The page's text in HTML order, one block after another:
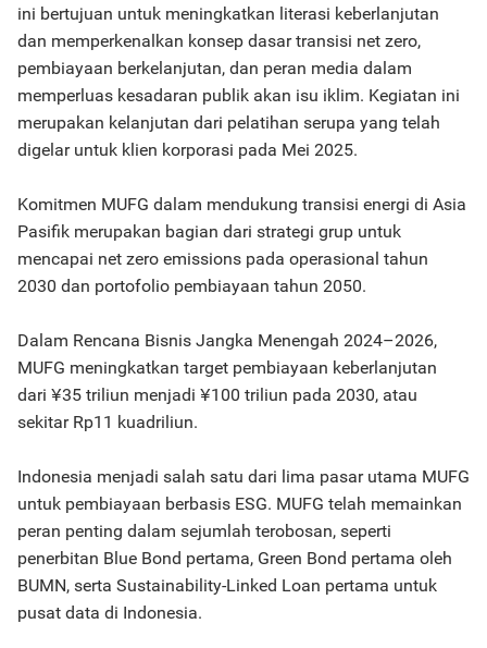
ini bertujuan untuk meningkatkan literasi keberlanjutan
dan memperkenalkan konsep dasar transisi net zero,
pembiayaan berkelanjutan, dan peran media dalam
memperluas kesadaran publik akan isu iklim. Kegiatan ini
merupakan kelanjutan dari pelatihan serupa yang telah
digelar untuk klien korporasi pada Mei 2025.
Komitmen MUFG dalam mendukung transisi energi di Asia
Pasifik merupakan bagian dari strategi grup untuk
mencapai net zero emissions pada operasional tahun
2030 dan portofolio pembiayaan tahun 2050.
Dalam Rencana Bisnis Jangka Menengah 2024–2026,
MUFG meningkatkan target pembiayaan keberlanjutan
dari ¥35 triliun menjadi ¥100 triliun pada 2030, atau
sekitar Rp11 kuadriliun.
Indonesia menjadi salah satu dari lima pasar utama MUFG
untuk pembiayaan berbasis ESG. MUFG telah memainkan
peran penting dalam sejumlah terobosan, seperti
penerbitan Blue Bond pertama, Green Bond pertama oleh
BUMN, serta Sustainability-Linked Loan pertama untuk
pusat data di Indonesia.